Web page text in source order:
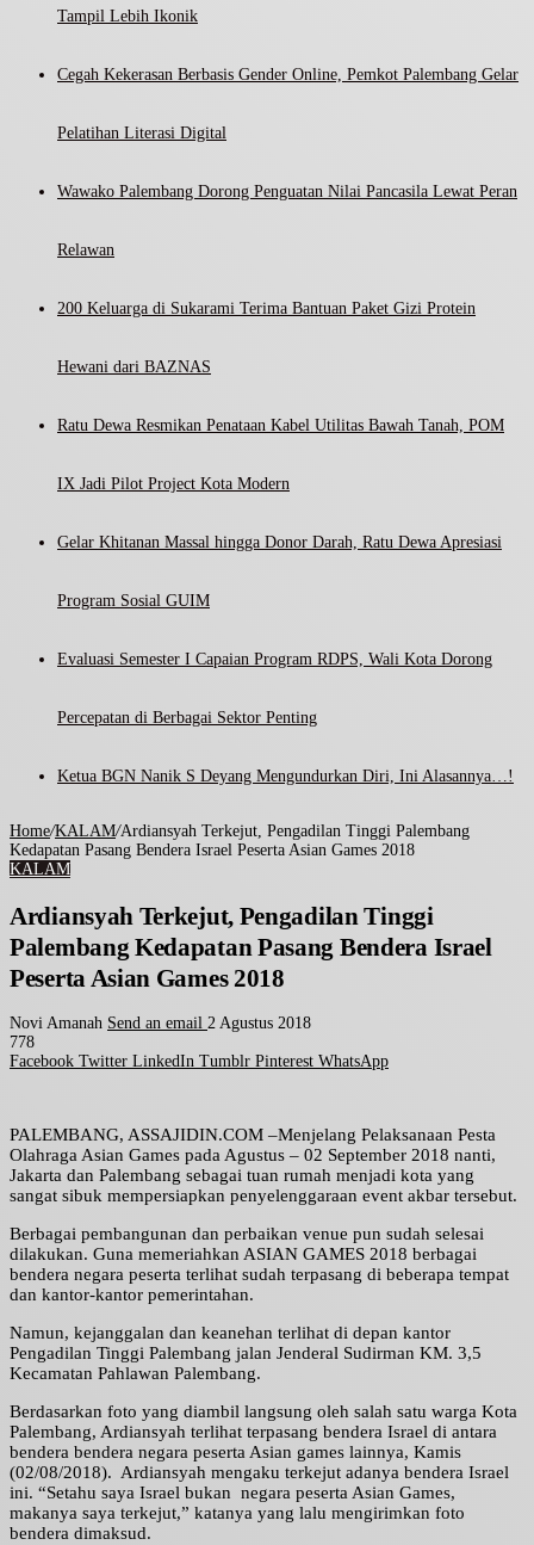
Tampil Lebih Ikonik
Cegah Kekerasan Berbasis Gender Online, Pemkot Palembang Gelar
Pelatihan Literasi Digital
Wawako Palembang Dorong Penguatan Nilai Pancasila Lewat Peran
Relawan
200 Keluarga di Sukarami Terima Bantuan Paket Gizi Protein
Hewani dari BAZNAS
Ratu Dewa Resmikan Penataan Kabel Utilitas Bawah Tanah, POM
IX Jadi Pilot Project Kota Modern
Gelar Khitanan Massal hingga Donor Darah, Ratu Dewa Apresiasi
Program Sosial GUIM
Evaluasi Semester I Capaian Program RDPS, Wali Kota Dorong
Percepatan di Berbagai Sektor Penting
Ketua BGN Nanik S Deyang Mengundurkan Diri, Ini Alasannya…!
Home/KALAM/Ardiansyah Terkejut, Pengadilan Tinggi Palembang
Kedapatan Pasang Bendera Israel Peserta Asian Games 2018
KALAM
Ardiansyah Terkejut, Pengadilan Tinggi
Palembang Kedapatan Pasang Bendera Israel
Peserta Asian Games 2018
Novi Amanah Send an email 2 Agustus 2018
778
Facebook Twitter LinkedIn Tumblr Pinterest WhatsApp
PALEMBANG, ASSAJIDIN.COM –Menjelang Pelaksanaan Pesta
Olahraga Asian Games pada Agustus – 02 September 2018 nanti,
Jakarta dan Palembang sebagai tuan rumah menjadi kota yang
sangat sibuk mempersiapkan penyelenggaraan event akbar tersebut.
Berbagai pembangunan dan perbaikan venue pun sudah selesai
dilakukan. Guna memeriahkan ASIAN GAMES 2018 berbagai
bendera negara peserta terlihat sudah terpasang di beberapa tempat
dan kantor-kantor pemerintahan.
Namun, kejanggalan dan keanehan terlihat di depan kantor
Pengadilan Tinggi Palembang jalan Jenderal Sudirman KM. 3,5
Kecamatan Pahlawan Palembang.
Berdasarkan foto yang diambil langsung oleh salah satu warga Kota
Palembang, Ardiansyah terlihat terpasang bendera Israel di antara
bendera bendera negara peserta Asian games lainnya, Kamis
(02/08/2018). Ardiansyah mengaku terkejut adanya bendera Israel
ini. “Setahu saya Israel bukan negara peserta Asian Games,
makanya saya terkejut,” katanya yang lalu mengirimkan foto
bendera dimaksud.